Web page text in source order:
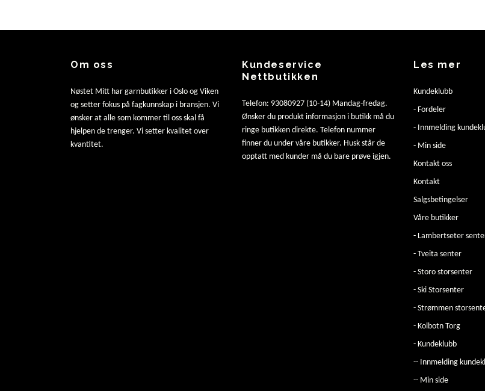
Om oss
Nøstet Mitt har garnbutikker i Oslo og Viken
og setter fokus på fagkunnskap i bransjen. Vi
ønsker at alle som kommer til oss skal få
hjelpen de trenger. Vi setter kvalitet over
kvantitet.
Kundeservice
Nettbutikken
Telefon: 93080927 (10-14) Mandag-fredag.
Ønsker du produkt informasjon i butikk må du
ringe butikken direkte. Telefon nummer
finner du under våre butikker. Husk står de
opptatt med kunder må du bare prøve igjen.
Les mer
Kundeklubb
- Fordeler
- Innmelding
- Min side
Kontakt oss
Kontakt
Salgsbetingelser
Våre butikker
- Lambertseter
- Tveita senter
- Storo storsenter
- Ski Storsenter
- Strømmen
- Kolbotn Torg
- Kundeklubb
-- Innmelding
-- Min side